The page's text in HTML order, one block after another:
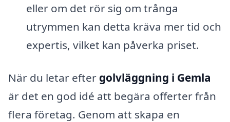
eller om det rör sig om trånga
utrymmen kan detta kräva mer tid och
expertis, vilket kan påverka priset.
När du letar efter golvläggning i Gemla
är det en god idé att begära offerter från
flera företag. Genom att skapa en